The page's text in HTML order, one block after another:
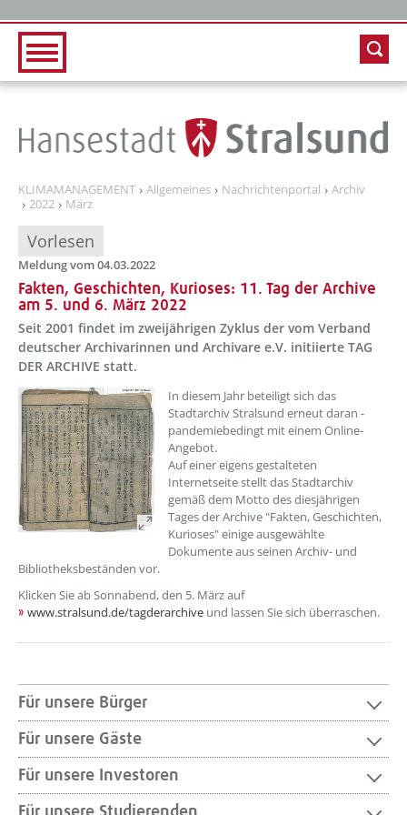
KLIMAMANAGEMENT Allgemeines Nachrichtenportal
Archiv
2022
März
Vorlesen
Meldung vom 04.03.2022
Fakten, Geschichten, Kurioses: 11. Tag der Archive
am 5. und 6. März 2022
Seit 2001 findet im zweijährigen Zyklus der vom Verband
deutscher Archivarinnen und Archivare e.V. initiierte TAG
DER ARCHIVE statt.
??? absaetzeOben[1]/titel ???
In diesem Jahr beteiligt sich das
Stadtarchiv Stralsund erneut daran -
pandemiebedingt mit einem Online-
Angebot.
Auf einer eigens gestalteten
Internetseite stellt das Stadtarchiv
gemäß dem Motto des diesjährigen
Tages der Archive "Fakten, Geschichten,
Kurioses" einige ausgewählte
Dokumente aus seinen Archiv- und
Bibliotheksbeständen vor.
Klicken Sie ab Sonnabend, den 5. März auf
www.stralsund.de/tagderarchive und lassen Sie sich überraschen.
Für unsere Bürger
Für unsere Gäste
Für unsere Investoren